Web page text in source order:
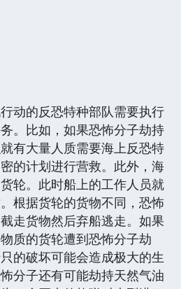
动的反恐特种部队需要执行
。比如，如果恐怖分子劫持
有大量人质需要海上反恐特
的计划进行营救。此外，海
轮。此时船上的工作人员就
根据货轮的货物不同，恐怖
走货物然后弃船逃走。如果
质的货轮遭到恐怖分子劫
的破坏可能会造成极大的生
分子还有可能劫持天然气油